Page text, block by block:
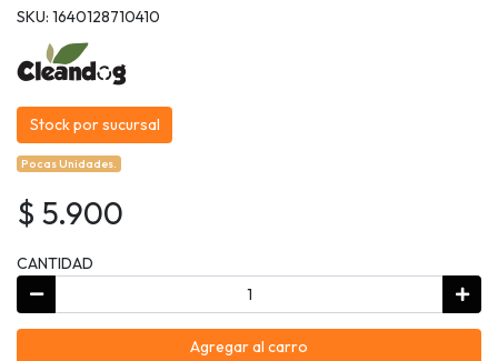
SKU: 1640128710410
Stock por sucursal
Pocas Unidades.
$ 5.900
CANTIDAD
Agregar al carro